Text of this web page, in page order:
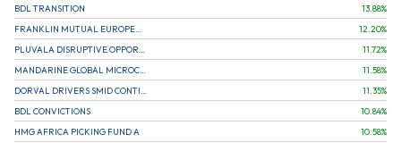
BDL TRANSITION 13.88%
12.20%
11.72%
11.58%
11.35%
BDL CONVICTIONS
10.84%
HMG AFRICA PICKING FUND A
10.58%